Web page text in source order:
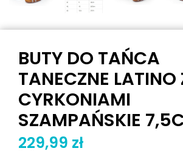
BUTY DO TAŃCA
TANECZNE LATINO
CYRKONIAMI
SZAMPAŃSKIE
229,99 zł